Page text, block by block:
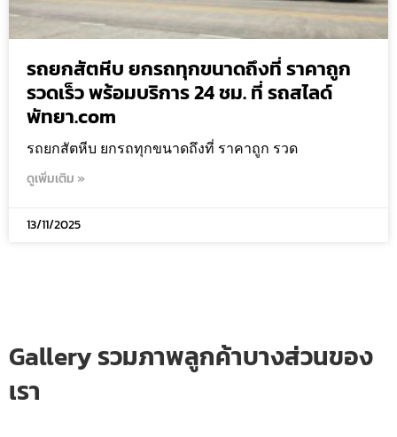
รถยกสัตหีบ ยกรถทุกขนาดถึงที่ ราคาถูก
รวดเร็ว พร้อมบริการ 24 ชม. ที่ รถสไลด์
พัทยา.com
รถยกสัตหีบ ยกรถทุกขนาดถึงที่ ราคาถูก รวด
ดูเพิ่มเติม »
13/11/2025
Gallery รวมภาพลูกค้าบางส่วนของ
เรา